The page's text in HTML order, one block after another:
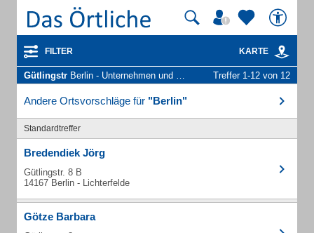
FILTER KARTE
Gütlingstr Berlin - Unternehmen und Personen Treffer 1-12 von 12
Andere Ortsvorschläge für "Berlin"
Standardtreffer
Bredendiek Jörg
Gütlingstr. 8 B
14167 Berlin - Lichterfelde
Götze Barbara